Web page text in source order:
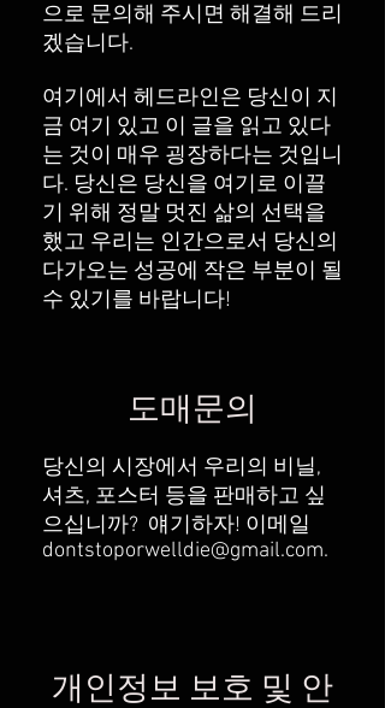
으로 문의해 주시면 해결해 드리
겠습니다.
여기에서 헤드라인은 당신이 지
금 여기 있고 이 글을 읽고 있다
는 것이 매우 굉장하다는 것입니
다. 당신은 당신을 여기로 이끌
기 위해 정말 멋진 삶의 선택을
했고 우리는 인간으로서 당신의
다가오는 성공에 작은 부분이 될
수 있기를 바랍니다!
도매문의
당신의 시장에서 우리의 비닐,
셔츠, 포스터 등을 판매하고 싶
으십니까? 얘기하자! 이메일
dontstoporwelldie@gmail.com.
개인정보 보호 및 안